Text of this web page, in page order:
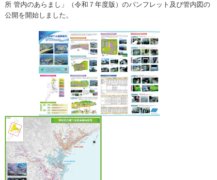
所 管内のあらまし」（令和７年度版）のパンフレット及び管内図の
公開を開始しました。